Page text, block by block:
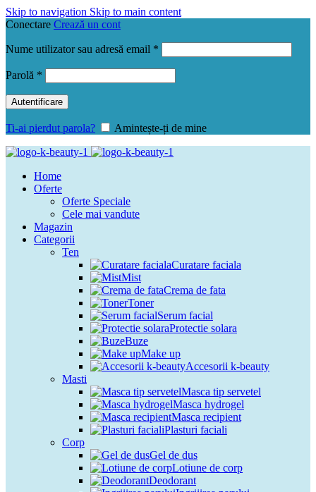
Skip to navigation Skip to main content
Conectare Crează un cont
Nume utilizator sau adresă email *
Parolă *
Autentificare
Ti-ai pierdut parola? Amintește-ți de mine
Home
Oferte
Oferte Speciale
Cele mai vandute
Magazin
Categorii
Ten
Curatare faciala
Mist
Crema de fata
Toner
Serum facial
Protectie solara
Buze
Make up
Accesorii k-beauty
Masti
Masca tip servetel
Masca hydrogel
Masca recipient
Plasturi faciali
Corp
Gel de dus
Lotiune de corp
Deodorant